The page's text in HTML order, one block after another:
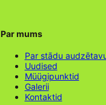
Par mums
Par stādu
Uudised
Müügipunktid
Galerii
Kontaktid